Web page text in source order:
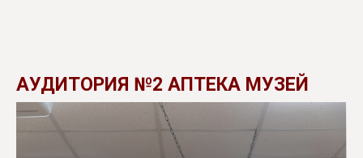
АУДИТОРИЯ №2 АПТЕКА МУЗЕЙ